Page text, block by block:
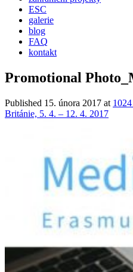
ESC
galerie
blog
FAQ
kontakt
Promotional
Published 15. února 2017 at
Británie, 5. 4. – 12. 4. 2017